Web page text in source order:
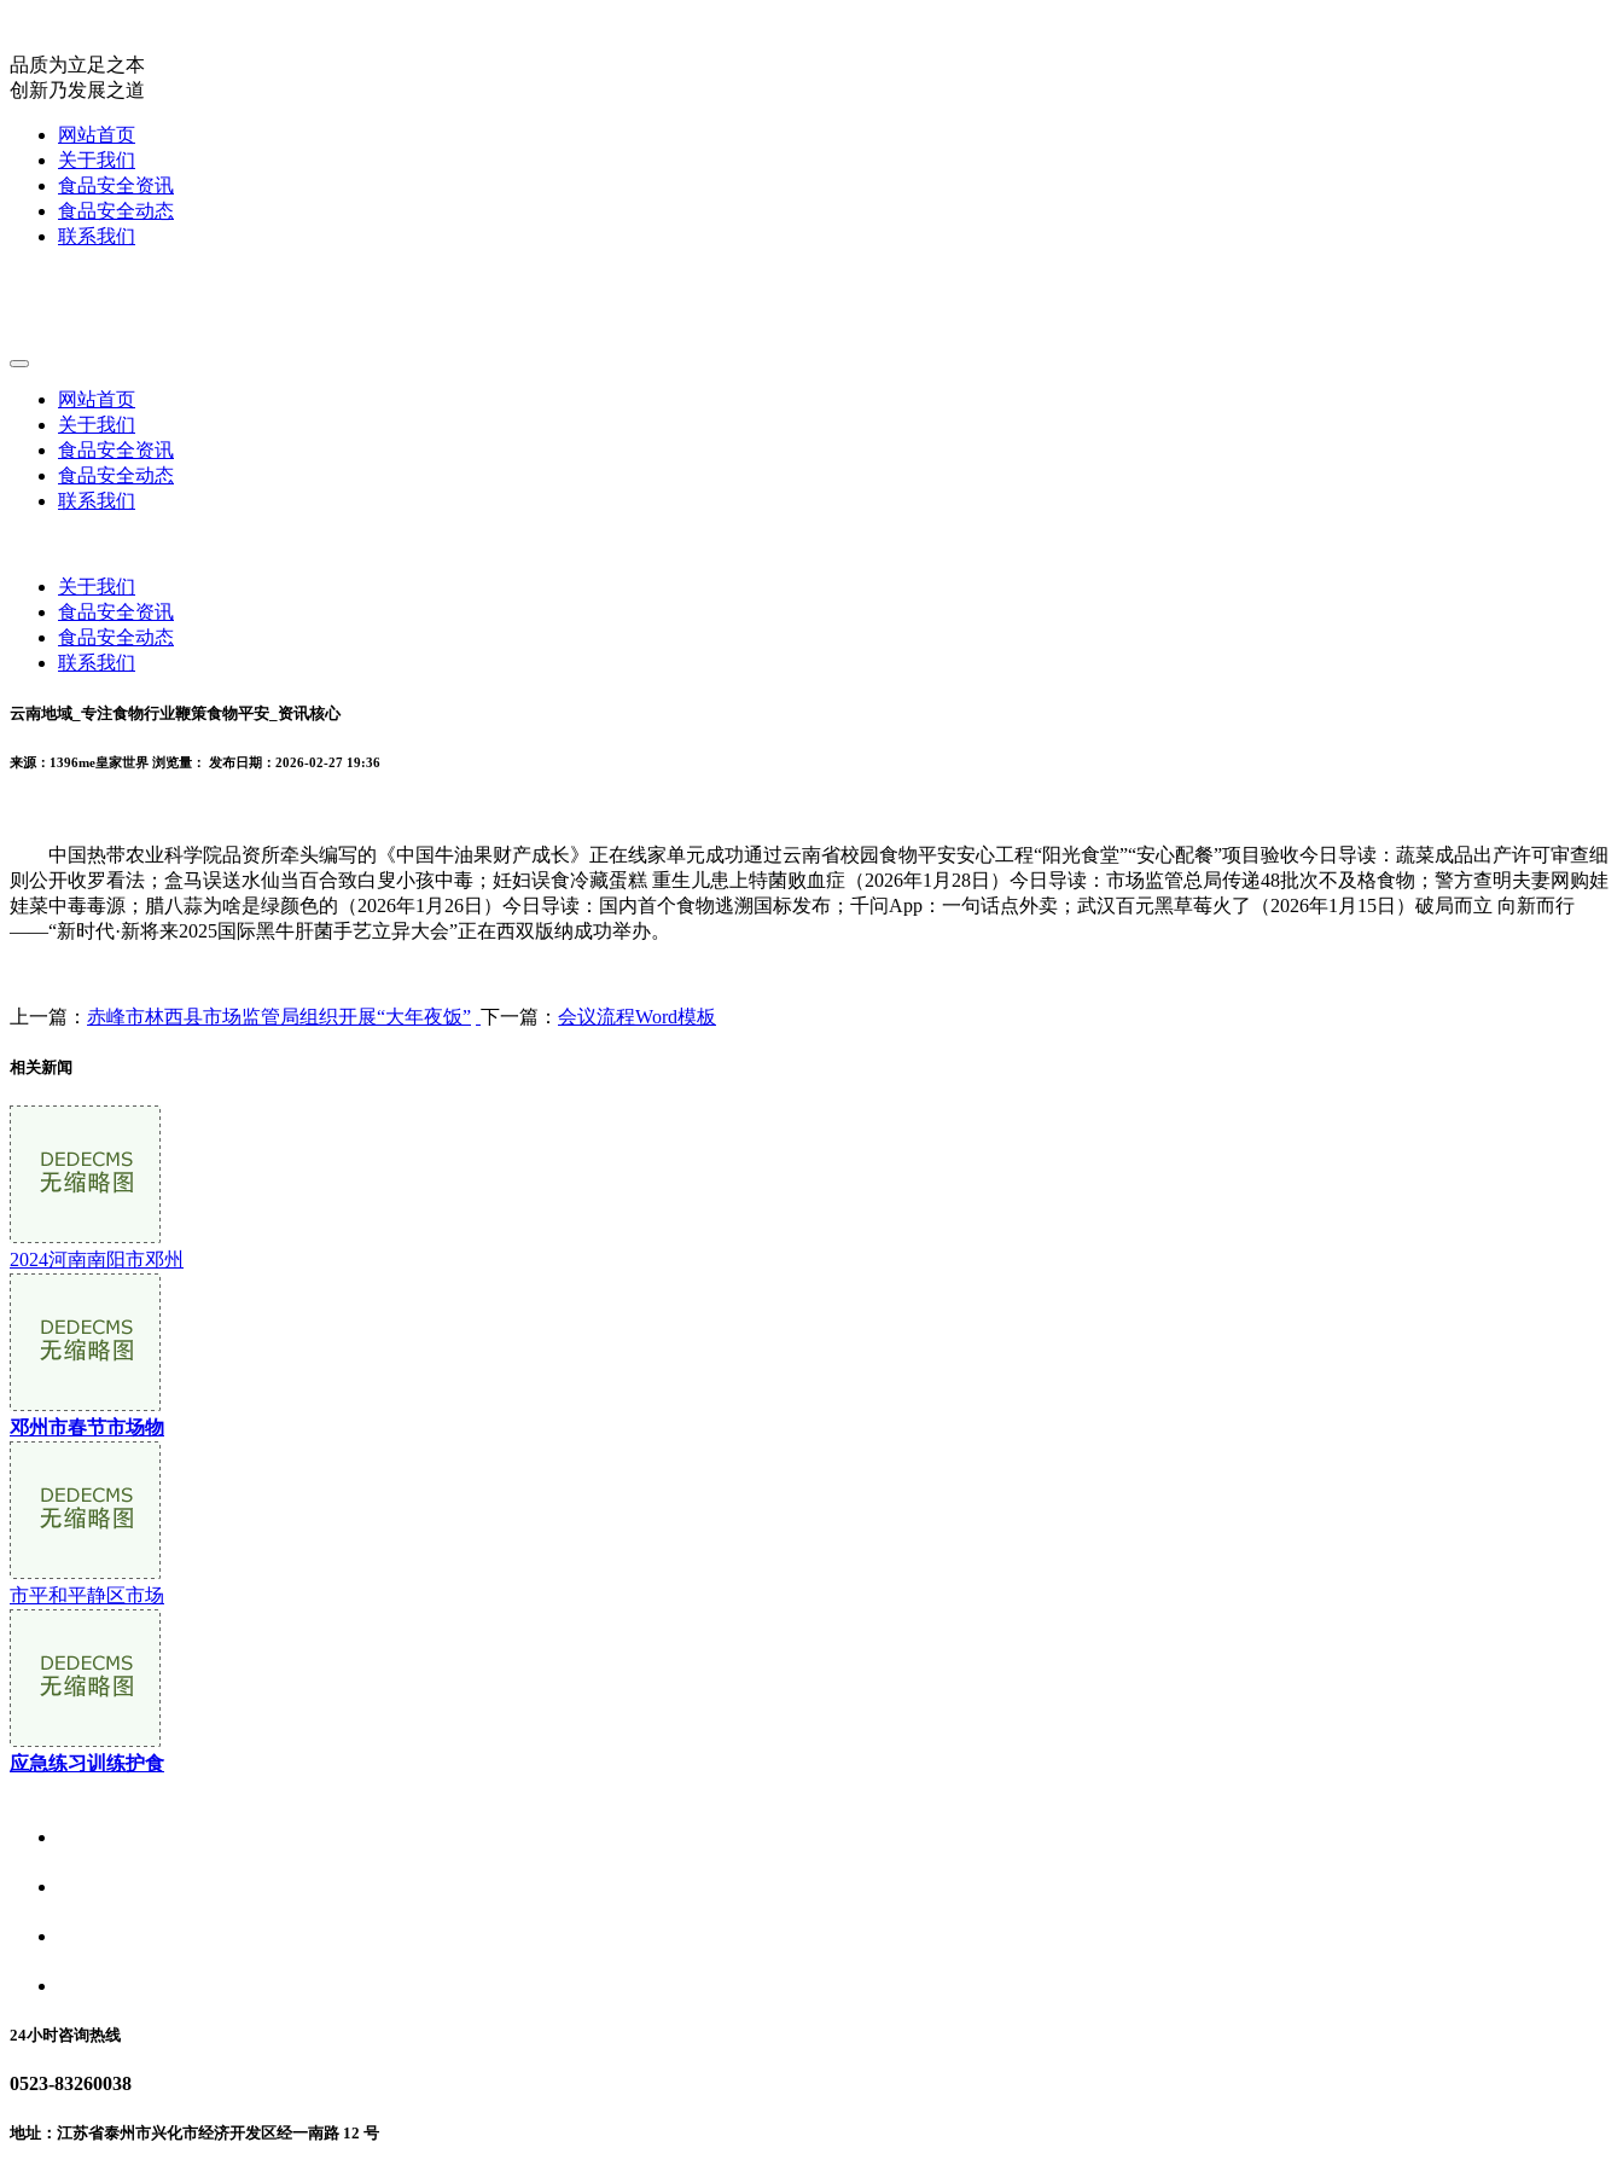
品质为立足之本
创新乃发展之道
网站首页
关于我们
食品安全资讯
食品安全动态
联系我们
网站首页
关于我们
食品安全资讯
食品安全动态
联系我们
关于我们
食品安全资讯
食品安全动态
联系我们
云南地域_专注食物行业鞭策食物平安_资讯核心
来源：1396me皇家世界 浏览量： 发布日期：2026-02-27 19:36
中国热带农业科学院品资所牵头编写的《中国牛油果财产成长》正在线家单元成功通过云南省校园食物平安安心工程“阳光食堂”“安心配餐”项目验收今日导读：蔬菜成品出产许可审查细
则公开收罗看法；盒马误送水仙当百合致白叟小孩中毒；妊妇误食冷藏蛋糕 重生儿患上特菌败血症（2026年1月28日）今日导读：市场监管总局传递48批次不及格食物；警方查明夫妻网购娃
娃菜中毒毒源；腊八蒜为啥是绿颜色的（2026年1月26日）今日导读：国内首个食物逃溯国标发布；千问App：一句话点外卖；武汉百元黑草莓火了（2026年1月15日）破局而立 向新而行
——“新时代·新将来2025国际黑牛肝菌手艺立异大会”正在西双版纳成功举办。
上一篇： 赤峰市林西县市场监管局组织开展“大年夜饭” 下一篇： 会议流程Word模板
相关新闻
2024河南南阳市邓州
邓州市春节市场物
市平和平静区市场
应急练习训练护食
24小时咨询热线
0523-83260038
地址：江苏省泰州市兴化市经济开发区经一南路 12 号